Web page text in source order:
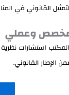
القانوني في
وعملي
استشارات
الإطار القانوني.